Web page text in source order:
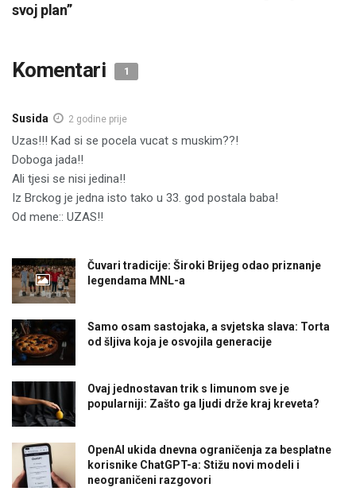
svoj plan”
Komentari 1
Susida 2 godine prije
Uzas!!! Kad si se pocela vucat s muskim??!
Doboga jada!!
Ali tjesi se nisi jedina!!
Iz Brckog je jedna isto tako u 33. god postala baba!
Od mene:: UZAS!!
Čuvari tradicije: Široki Brijeg odao priznanje
legendama MNL-a
Samo osam sastojaka, a svjetska slava: Torta
od šljiva koja je osvojila generacije
Ovaj jednostavan trik s limunom sve je
popularniji: Zašto ga ljudi drže kraj kreveta?
OpenAI ukida dnevna ograničenja za besplatne
korisnike ChatGPT-a: Stižu novi modeli i
neograničeni razgovori